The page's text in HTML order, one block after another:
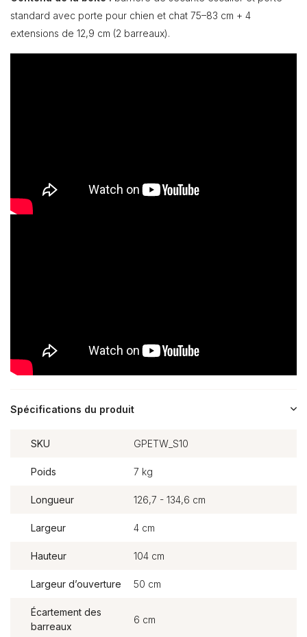
standard avec porte pour chien et chat 75–83 cm + 4
extensions de 12,9 cm (2 barreaux).
Spécifications du produit
SKU GPETW_S10
Poids 7 kg
Longueur 126,7 - 134,6 cm
Largeur 4 cm
Hauteur 104 cm
Largeur d’ouverture 50 cm
Écartement des
barreaux
6 cm